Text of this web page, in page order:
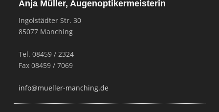
Anja Müller, Augenoptikermeisterin
Ingolstädter Str. 30
85077 Manching
Tel. 08459 / 2324
Fax 08459 / 7069
info@mueller-manching.de